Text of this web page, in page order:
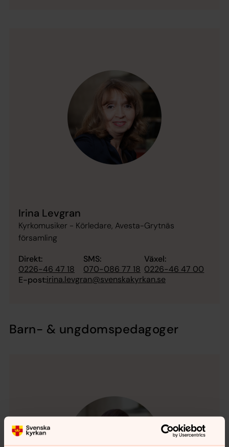
Irina Levgran
Kyrkomusiker - Körledare, Avesta-Grytnäs
församling
Direkt:
0226-46 47 18
SMS:
070-086 77 18
Växel:
0226-46 47 00
E-post:irina.levgran@svenskakyrkan.se
Barn- & ungdomspedagoger